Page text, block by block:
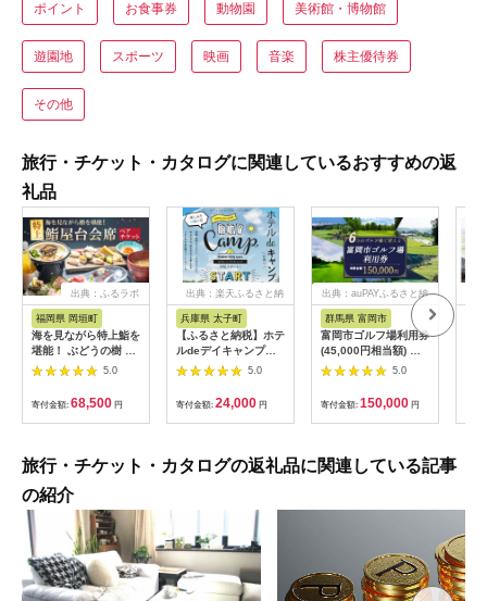
ポイント お食事券 動物園 美術館・博物館
遊園地 スポーツ 映画 音楽 株主優待券
その他
旅行・チケット・カタログに関連しているおすすめの返
礼品
出典：ふるラボ
福岡県 岡垣町
海を見ながら特上鮨を
堪能！ ぶどうの樹 鮨
屋台ペア お食事券 海
鮮 海 屋台 食事 ペア
福岡県 岡垣町
5.0
寄付金額: 68,500 円
出典：楽天ふるさと納
兵庫県 太子町
【ふるさと納税】ホテ
ルdeデイキャンプ体
験チケット
【1364991】
5.0
寄付金額: 24,000 円
出典：auPAYふるさと納
群馬県 富岡市
富岡市ゴルフ場利用券
(45,000円相当額) ゴ
ルフ チケット 平日 土
日 祝日 プレー券 関東
群馬県 首都圏 F20E-
382
5.0
寄付金額: 150,000 円
旅行・チケット・カタログの返礼品に関連している記事
の紹介